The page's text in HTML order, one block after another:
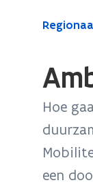
Gedaan
bevindt
Ambities
Hoe
een